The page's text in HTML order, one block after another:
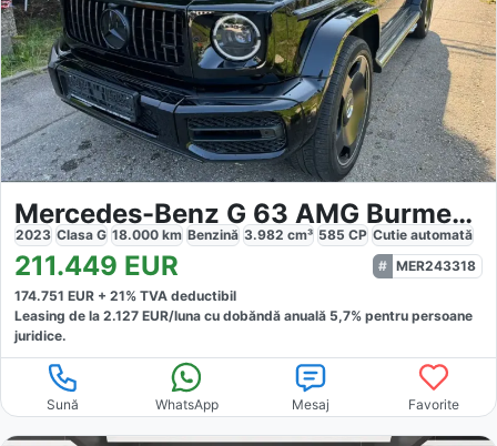
Mercedes-Benz G 63 AMG Burmester 22 Zoll 360 Kamera GSD
2023 Clasa G 18.000 km Benzină 3.982 cm³ 585 CP Cutie automată
211.449 EUR
MER243318
174.751 EUR + 21% TVA deductibil
Leasing de la 2.127 EUR/luna cu dobăndă anuală 5,7% pentru persoane
juridice.
Sună WhatsApp Mesaj Favorite